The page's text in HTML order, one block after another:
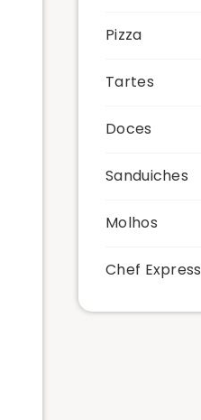
Pizza
Tartes
Doces
Sanduiches
Molhos
Chef Express